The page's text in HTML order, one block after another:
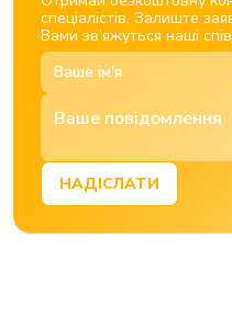
спеціалістів. Залиште
Вами зв’яжуться наші
НАДІСЛАТИ